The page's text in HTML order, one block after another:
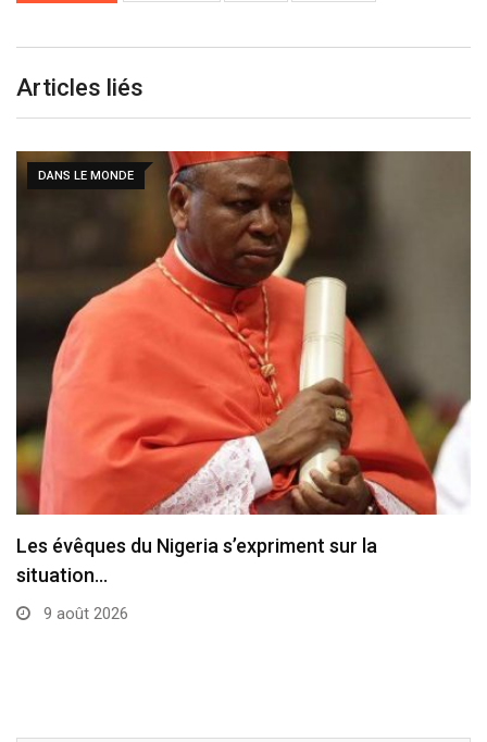
Articles liés
DANS LE MONDE
Les évêques du Nigeria s’expriment sur la
situation…
9 août 2026